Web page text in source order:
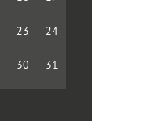
23 24
30 31